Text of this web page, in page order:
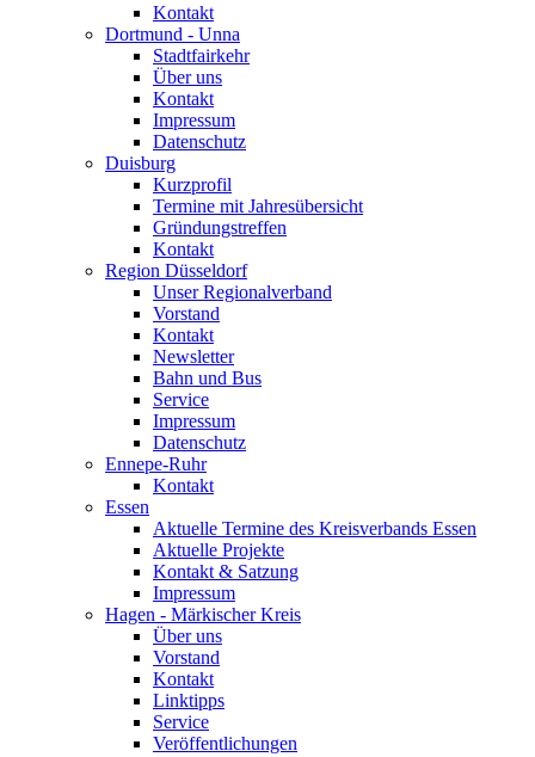
Kontakt
Dortmund - Unna
Stadtfairkehr
Über uns
Kontakt
Impressum
Datenschutz
Duisburg
Kurzprofil
Termine mit Jahresübersicht
Gründungstreffen
Kontakt
Region Düsseldorf
Unser Regionalverband
Vorstand
Kontakt
Newsletter
Bahn und Bus
Service
Impressum
Datenschutz
Ennepe-Ruhr
Kontakt
Essen
Aktuelle Termine des Kreisverbands Essen
Aktuelle Projekte
Kontakt & Satzung
Impressum
Hagen - Märkischer Kreis
Über uns
Vorstand
Kontakt
Linktipps
Service
Veröffentlichungen